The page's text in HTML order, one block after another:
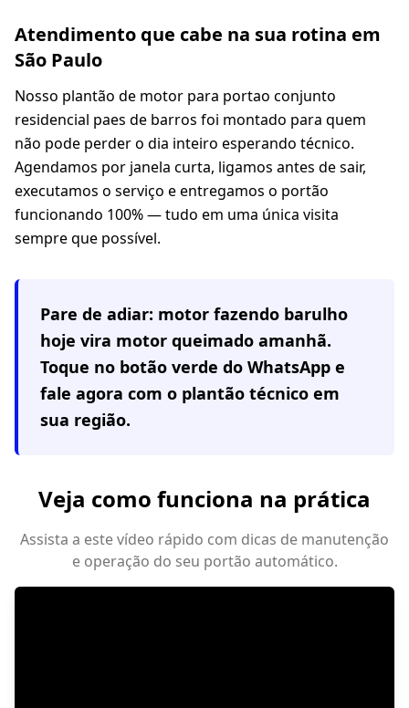
Atendimento que cabe na sua rotina em
São Paulo
Nosso plantão de motor para portao conjunto
residencial paes de barros foi montado para quem
não pode perder o dia inteiro esperando técnico.
Agendamos por janela curta, ligamos antes de sair,
executamos o serviço e entregamos o portão
funcionando 100% — tudo em uma única visita
sempre que possível.
Pare de adiar: motor fazendo barulho
hoje vira motor queimado amanhã.
Toque no botão verde do WhatsApp e
fale agora com o plantão técnico em
sua região.
Veja como funciona na prática
Assista a este vídeo rápido com dicas de manutenção
e operação do seu portão automático.